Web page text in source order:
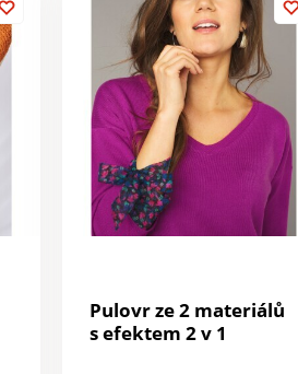
Pulovr ze 2 materiálů
s efektem 2 v 1